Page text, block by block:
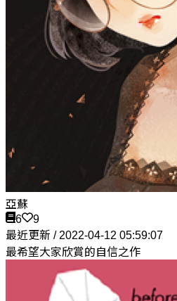
亞蘇
6
9
最近更新 / 2022-04-12 05:59:07
最希望大家欣賞的自信之作